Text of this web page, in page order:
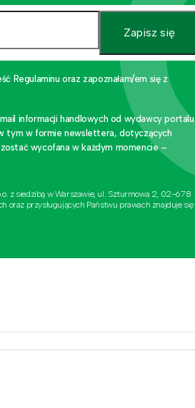
Zapisz się
Regulaminu oraz zapoznałam/em się z
informacji handlowych od wydawcy portalu
tym w formie newslettera, dotyczących
wycofana w każdym momencie –
z siedzibą w Warszawie, ul. Szturmowa 2, 02-678
oraz przysługujących Państwu prawach znajduje